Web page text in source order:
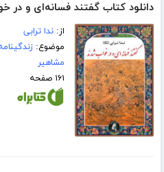
دانلود کتاب گفتند فسانه‌ای و در
از:ندا ترابی
موضوع:
مشاهیر
۱۶۱ صفحه